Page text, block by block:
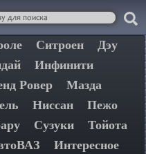
Ситроен
Дэу
Инфинити
Ровер
Мазда
Ниссан
Пежо
Сузуки
Тойота
Интересное